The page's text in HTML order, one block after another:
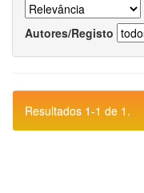
Autores/Registo
Resultados 1-1 de 1.